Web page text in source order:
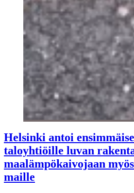
Helsinki antoi
taloyhtiöille luvan
maalämpökaivojaan
maille